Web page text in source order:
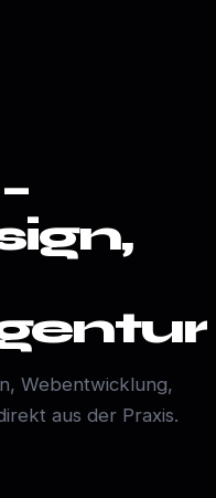
Webentwicklung,
aus der Praxis.